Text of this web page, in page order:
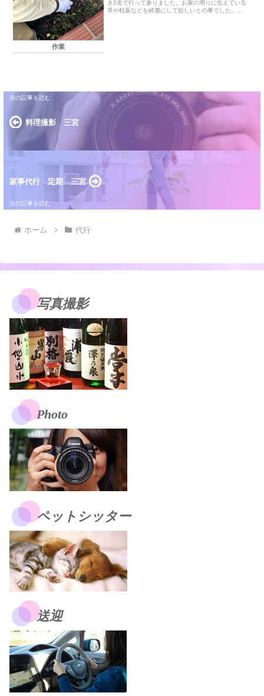
作業
き2名で行って参りました。お家の周りに生えている
草や枯葉などを綺麗にして欲しいとの事でした。こ
料理撮影 三宮
家事代行 定期 三宮
ホーム 代行
写真撮影
Photo
ペットシッター
送迎